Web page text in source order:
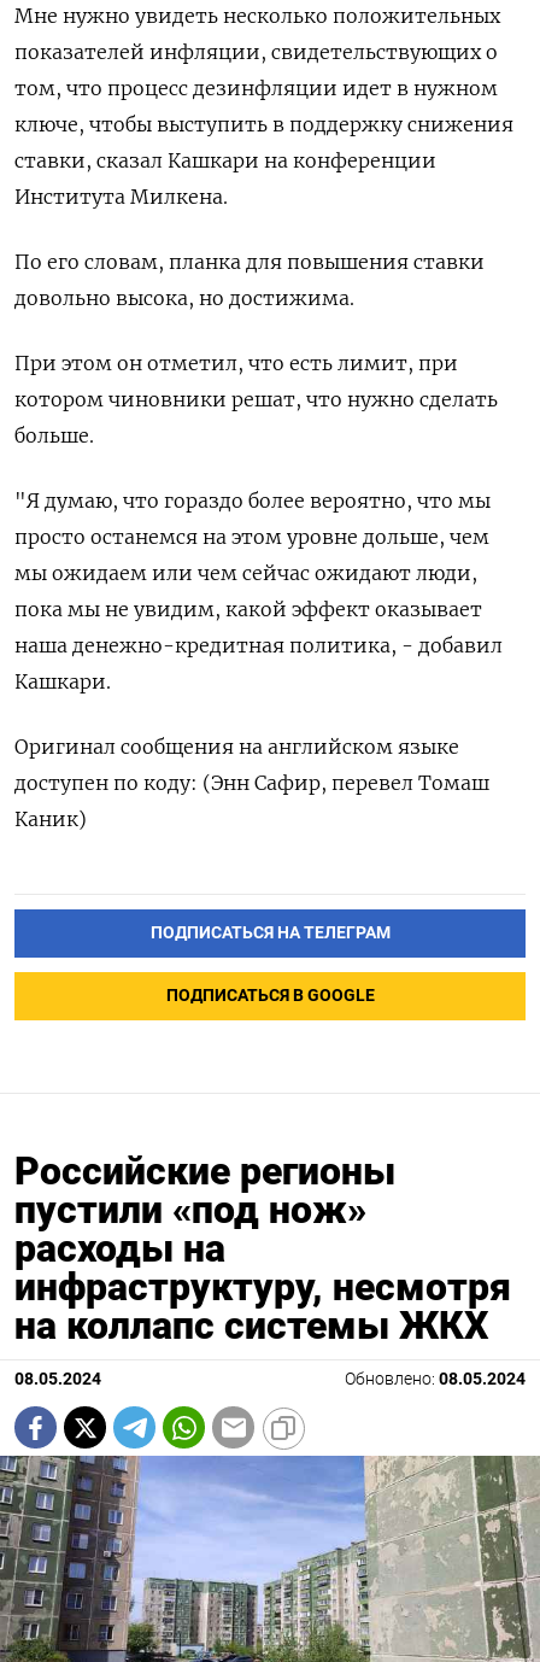
Мне нужно увидеть несколько положительных
показателей инфляции, свидетельствующих о
том, что процесс дезинфляции идет в нужном
ключе, чтобы выступить в поддержку снижения
ставки, сказал Кашкари на конференции
Института Милкена.
По его словам, планка для повышения ставки
довольно высока, но достижима.
При этом он отметил, что есть лимит, при
котором чиновники решат, что нужно сделать
больше.
"Я думаю, что гораздо более вероятно, что мы
просто останемся на этом уровне дольше, чем
мы ожидаем или чем сейчас ожидают люди,
пока мы не увидим, какой эффект оказывает
наша денежно-кредитная политика, - добавил
Кашкари.
Оригинал сообщения на английском языке
доступен по коду: (Энн Сафир, перевел Томаш
Каник)
ПОДПИСАТЬСЯ НА ТЕЛЕГРАМ
ПОДПИСАТЬСЯ В GOOGLE
Российские регионы
пустили «под нож»
расходы на
инфраструктуру, несмотря
на коллапс системы ЖКХ
08.05.2024 Обновлено: 08.05.2024